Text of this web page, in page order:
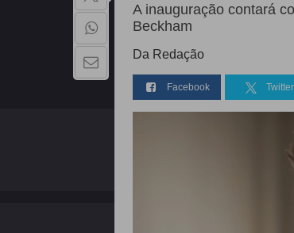
A inauguração contará
Beckham
Da Redação
Facebook Twitter
QUEM